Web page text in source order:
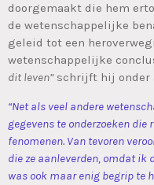
doorgemaakt die hem
de wetenschappelijke
geleid tot een
wetenschappelijke
dit leven”schrijft hij onder
“Net als veel andere
gegevens te onderzoeken die
fenomenen. Van tevoren
die ze aanleverden, omdat
was ook maar enig begrip te